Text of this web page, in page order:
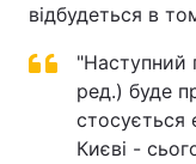
відбудеться в
"Наступний
ред.) буде
стосується
Києві -